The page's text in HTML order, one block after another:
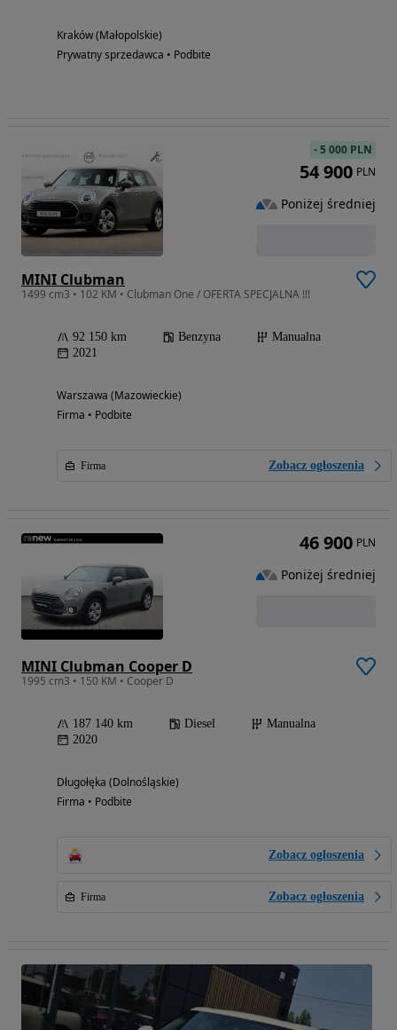
Kraków (Małopolskie)
Prywatny sprzedawca • Podbite
MINI Clubman
1499 cm3 • 102 KM • Clubman One / OFERTA SPECJALNA !!!
92 150 km Benzyna
Manualna
2021
Warszawa (Mazowieckie)
Firma • Podbite
Firma Zobacz ogłoszenia
-5 000 PLN
54 900 PLN
Poniżej średniej
MINI Clubman Cooper D
1995 cm3 • 150 KM • Cooper D
187 140 km Diesel
Manualna
2020
Długołęka (Dolnośląskie)
Firma • Podbite
Zobacz ogłoszenia
Firma Zobacz ogłoszenia
46 900 PLN
Poniżej średniej